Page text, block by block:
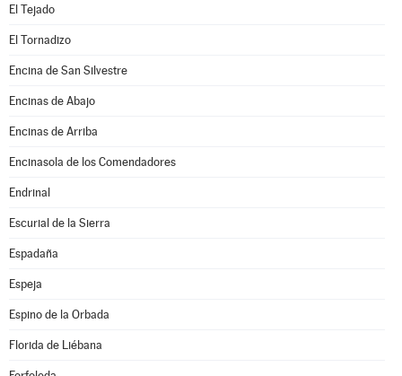
El Tejado
El Tornadizo
Encina de San Silvestre
Encinas de Abajo
Encinas de Arriba
Encinasola de los Comendadores
Endrinal
Escurial de la Sierra
Espadaña
Espeja
Espino de la Orbada
Florida de Liébana